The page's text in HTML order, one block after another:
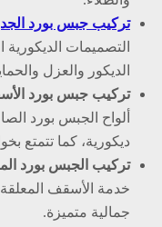
تركيب جبس بورد
التصميمات
الديكور والعزل
تركيب جبس بورد
ألواح الجبس بورد
ديكورية، كما تتمتع
تركيب الجبس بورد
خدمة الأسقف
جمالية متميزة.